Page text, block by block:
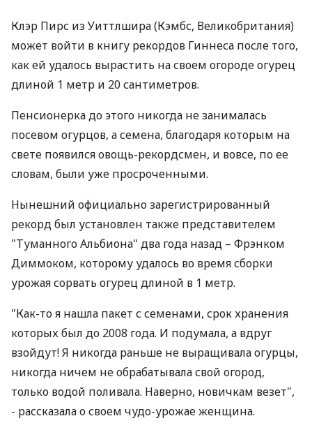
Клэр Пирс из Уиттлшира (Кэмбс, Великобритания)
может войти в книгу рекордов Гиннеса после того,
как ей удалось вырастить на своем огороде огурец
длиной 1 метр и 20 сантиметров.
Пенсионерка до этого никогда не занималась
посевом огурцов, а семена, благодаря которым на
свете появился овощь-рекордсмен, и вовсе, по ее
словам, были уже просроченными.
Нынешний официально зарегистрированный
рекорд был установлен также представителем
"Туманного Альбиона" два года назад – Фрэнком
Диммоком, которому удалось во время сборки
урожая сорвать огурец длиной в 1 метр.
"Как-то я нашла пакет с семенами, срок хранения
которых был до 2008 года. И подумала, а вдруг
взойдут! Я никогда раньше не выращивала огурцы,
никогда ничем не обрабатывала свой огород,
только водой поливала. Наверно, новичкам везет",
- рассказала о своем чудо-урожае женщина.